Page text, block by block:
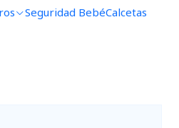
Seguridad BebéCalcetas